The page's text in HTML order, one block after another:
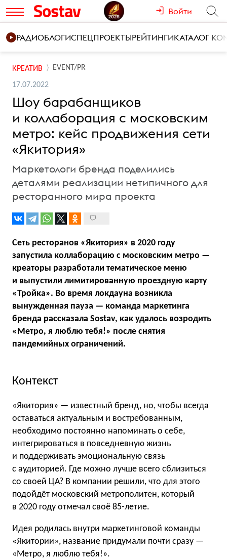
Войти
РАДИОБЛОГИСПЕЦПРОЕКТЫРЕЙТИНГИКАТАЛОГ
КРЕАТИВ EVENT/PR
17.07.2022
Шоу барабанщиков
и коллаборация с московским
метро: кейс продвижения сети
«Якитория»
Маркетологи бренда поделились
деталями реализации нетипичного для
ресторанного мира проекта
Сеть ресторанов «Якитория» в 2020 году
запустила коллаборацию с московским метро —
креаторы разработали тематическое меню
и выпустили лимитированную проездную карту
«Тройка». Во время локдауна возникла
вынужденная пауза — команда маркетинга
бренда рассказала Sostav, как удалось возродить
«Метро, я люблю тебя!» после снятия
пандемийных ограничений.
Контекст
«Якитория» — известный бренд, но, чтобы всегда
оставаться актуальным и востребованным,
необходимо постоянно напоминать о себе,
интегрироваться в повседневную жизнь
и поддерживать эмоциональную связь
с аудиторией. Где можно лучше всего сблизиться
со своей ЦА? В компании решили, что для этого
подойдёт московский метрополитен, который
в 2020 году отмечал своё 85-летие.
Идея родилась внутри маркетинговой команды
«Якитории», название придумали почти сразу —
«Метро, я люблю тебя!».